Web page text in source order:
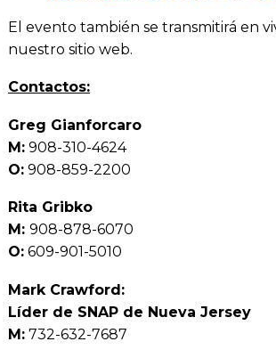
El evento también se transmitirá en
nuestro sitio web.
Contactos:
Greg Gianforcaro
M: 908-310-4624
O: 908-859-2200
Rita Gribko
M: 908-878-6070
O: 609-901-5010
Mark Crawford:
Líder de SNAP de Nueva Jersey
M: 732-632-7687